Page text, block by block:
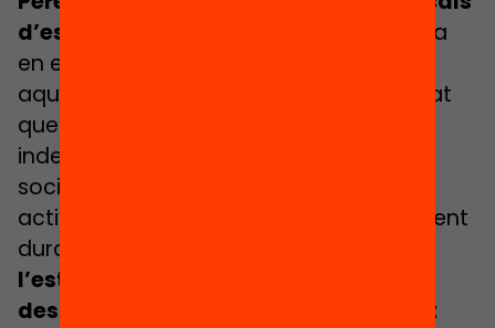
d’estiu: una oportunitat 360
, publicada
en el marc de l’Aliança Educació 360. En
aquesta entrevista ressalta la necessitat
que tots els infants i joves,
independentment de la seva condició
socioeconòmica, puguin accedir a
activitats de lleure educatiu, especialment
durant l’estiu:
l’estiu és un temps d’aïllament, de
desconnexió dels amics, d’inactivitat